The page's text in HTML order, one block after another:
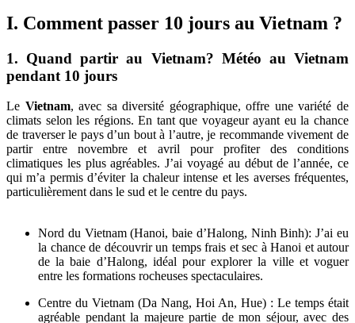
I. Comment passer 10 jours au Vietnam ?
1. Quand partir au Vietnam? Météo au Vietnam
pendant 10 jours
Le Vietnam, avec sa diversité géographique, offre une variété de
climats selon les régions. En tant que voyageur ayant eu la chance
de traverser le pays d’un bout à l’autre, je recommande vivement de
partir entre novembre et avril pour profiter des conditions
climatiques les plus agréables. J’ai voyagé au début de l’année, ce
qui m’a permis d’éviter la chaleur intense et les averses fréquentes,
particulièrement dans le sud et le centre du pays.
Nord du Vietnam (Hanoi, baie d’Halong, Ninh Binh): J’ai eu
la chance de découvrir un temps frais et sec à Hanoi et autour
de la baie d’Halong, idéal pour explorer la ville et voguer
entre les formations rocheuses spectaculaires.
Centre du Vietnam (Da Nang, Hoi An, Hue) : Le temps était
agréable pendant la majeure partie de mon séjour, avec des